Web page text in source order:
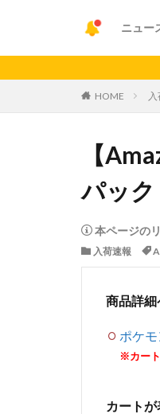
ニュー
HOME
【
パック
本ページの
入荷速報
商品詳細
ポケ
※カー
カート